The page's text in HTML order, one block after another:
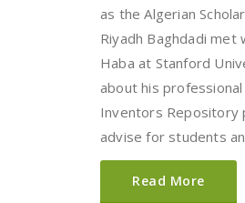
as the Algerian
Riyadh Baghdadi met
Haba at Stanford
about his
Inventors Repository
advise for students
Read More